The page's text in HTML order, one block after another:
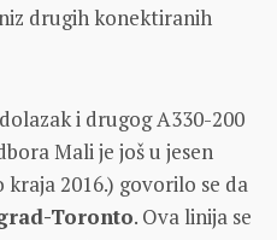
drugih konektiranih
i drugog A330-200
Mali je još u jesen
2016.) govorilo se da
Toronto. Ova linija se